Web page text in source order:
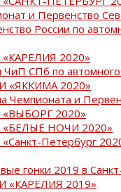
и Первенство
России по
«КАРЕЛИЯ 2020»
ЧиП СПб по
«ЯККИМА 2020»
Чемпионата и
«ВЫБОРГ 2020»
«БЕЛЫЕ НОЧИ 2020»
«Санкт-Петербург
гонки 2019 в
«КАРЕЛИЯ 2019»